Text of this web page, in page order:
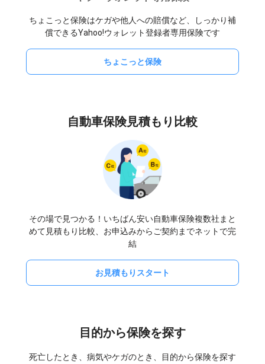
ちょこっと保険はケガや他人への賠償など、しっかり補
償できるYahoo!ウォレット登録者専用保険です
ちょこっと保険
自動車保険見積もり比較
その場で見つかる！いちばん安い自動車保険複数社まと
めて見積もり比較、お申込みからご契約までネットで完
結
お見積もりスタート
目的から保険を探す
死亡したとき、病気やケガのとき、目的から保険を探す